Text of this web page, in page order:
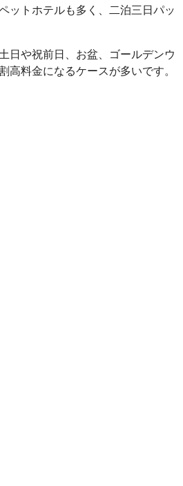
ットホテルも多く、二泊三日パッ
日や祝前日、お盆、ゴールデンウ
高料金になるケースが多いです。